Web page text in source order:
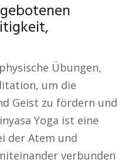
Übungen,
um die
Geist zu fördern und
Yoga ist eine
der Atem und
verbunden